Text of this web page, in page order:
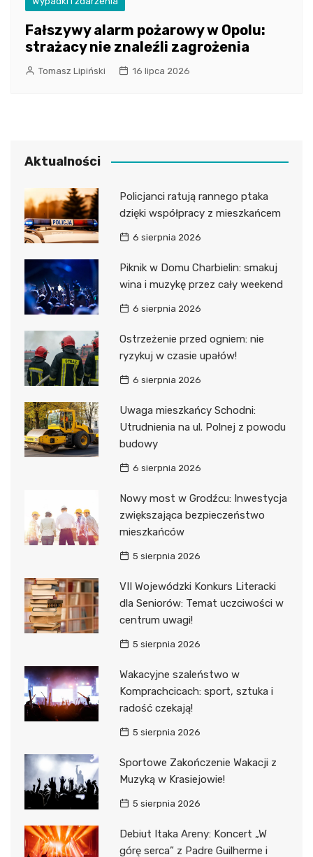
Fałszywy alarm pożarowy w Opolu:
strażacy nie znaleźli zagrożenia
Tomasz Lipiński 16 lipca 2026
Aktualności
Policjanci ratują rannego ptaka
dzięki współpracy z mieszkańcem
6 sierpnia 2026
Piknik w Domu Charbielin: smakuj
wina i muzykę przez cały weekend
6 sierpnia 2026
Ostrzeżenie przed ogniem: nie
ryzykuj w czasie upałów!
6 sierpnia 2026
Uwaga mieszkańcy Schodni:
Utrudnienia na ul. Polnej z powodu
budowy
6 sierpnia 2026
Nowy most w Grodźcu: Inwestycja
zwiększająca bezpieczeństwo
mieszkańców
5 sierpnia 2026
VII Wojewódzki Konkurs Literacki
dla Seniorów: Temat uczciwości w
centrum uwagi!
5 sierpnia 2026
Wakacyjne szaleństwo w
Komprachcicach: sport, sztuka i
radość czekają!
5 sierpnia 2026
Sportowe Zakończenie Wakacji z
Muzyką w Krasiejowie!
5 sierpnia 2026
Debiut Itaka Areny: Koncert „W
górę serca” z Padre Guilherme i